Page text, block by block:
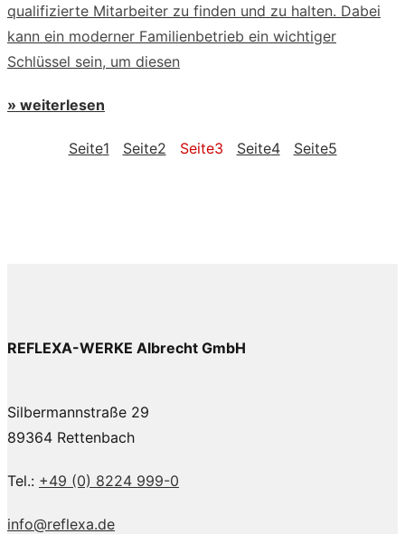
qualifizierte Mitarbeiter zu finden und zu halten. Dabei
kann ein moderner Familienbetrieb ein wichtiger
Schlüssel sein, um diesen
» weiterlesen
Seite1 Seite2 Seite3 Seite4 Seite5
REFLEXA-WERKE Albrecht GmbH
Silbermannstraße 29
89364 Rettenbach
Tel.: +49 (0) 8224 999-0
info@reflexa.de